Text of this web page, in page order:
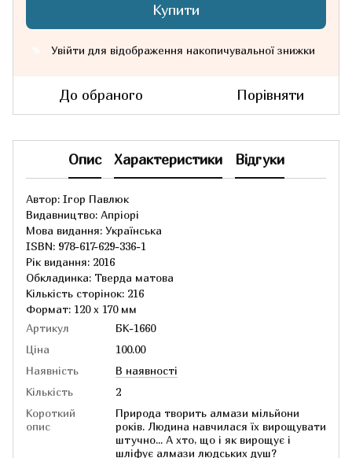
Купити
Увійти для відображення накопичувальної знижки
До обраного Порівняти
Опис Характеристики Відгуки
Автор: Ігор Павлюк
Видавництво: Апріорі
Мова видання: Українська
ISBN: 978-617-629-336-1
Рік видання: 2016
Обкладинка: Тверда матова
Кількість сторінок: 216
Формат: 120 х 170 мм
Артикул
БК-1660
Ціна
100.00
Наявність
В наявності
Кількість
2
Короткий
опис
Природа творить алмази мільйони
років. Людина навчилася їх вирощувати
штучно... А хто, що і як вирощує і
шліфує алмази людських душ?